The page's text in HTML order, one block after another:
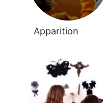
Apparition